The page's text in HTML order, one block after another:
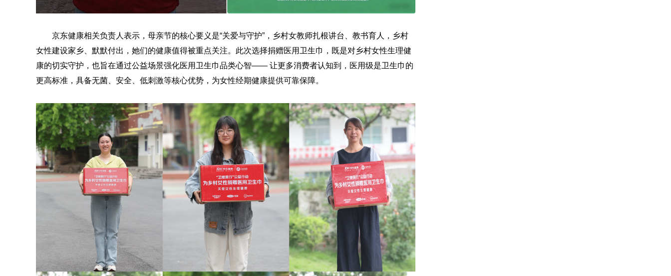
京东健康相关负责人表示，母亲节的核心要义是“关爱与守护”，乡村女教师扎根讲台、教书育人，乡村
女性建设家乡、默默付出，她们的健康值得被重点关注。此次选择捐赠医用卫生巾，既是对乡村女性生理健
康的切实守护，也旨在通过公益场景强化医用卫生巾品类心智—— 让更多消费者认知到，医用级是卫生巾的
更高标准，具备无菌、安全、低刺激等核心优势，为女性经期健康提供可靠保障。